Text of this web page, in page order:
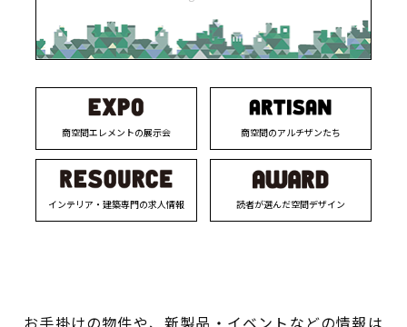
商空間エレメントの展示会 商空間のアルチザンたち
インテリア・建築専門の求人情報 読者が選んだ空間デザイン